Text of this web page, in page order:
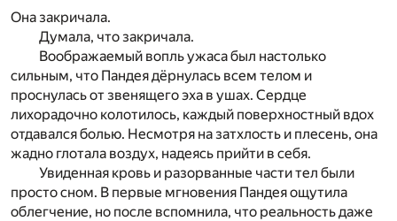
Она закричала.
Думала, что закричала.
Воображаемый вопль ужаса был настолько
сильным, что Пандея дёрнулась всем телом и
проснулась от звенящего эха в ушах. Сердце
лихорадочно колотилось, каждый поверхностный вдох
отдавался болью. Несмотря на затхлость и плесень, она
жадно глотала воздух, надеясь прийти в себя.
Увиденная кровь и разорванные части тел были
просто сном. В первые мгновения Пандея ощутила
облегчение, но после вспомнила, что реальность даже